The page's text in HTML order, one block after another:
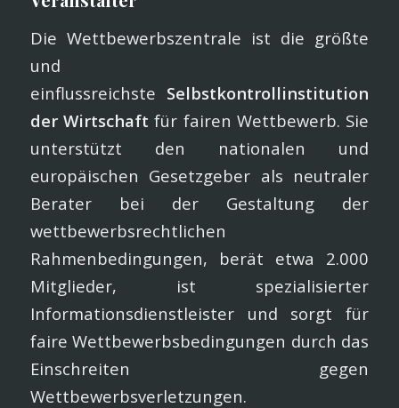
Die Wettbewerbszentrale ist die größte
und
einflussreichste Selbstkontrollinstitution
der Wirtschaft für fairen Wettbewerb. Sie
unterstützt den nationalen und
europäischen Gesetzgeber als neutraler
Berater bei der Gestaltung der
wettbewerbsrechtlichen
Rahmenbedingungen, berät etwa 2.000
Mitglieder, ist spezialisierter
Informationsdienstleister und sorgt für
faire Wettbewerbsbedingungen durch das
Einschreiten gegen
Wettbewerbsverletzungen.